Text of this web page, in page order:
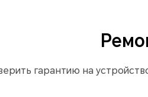
гарантию на